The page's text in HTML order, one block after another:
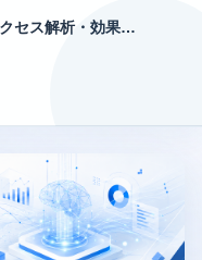
アクセス解析・効果測定